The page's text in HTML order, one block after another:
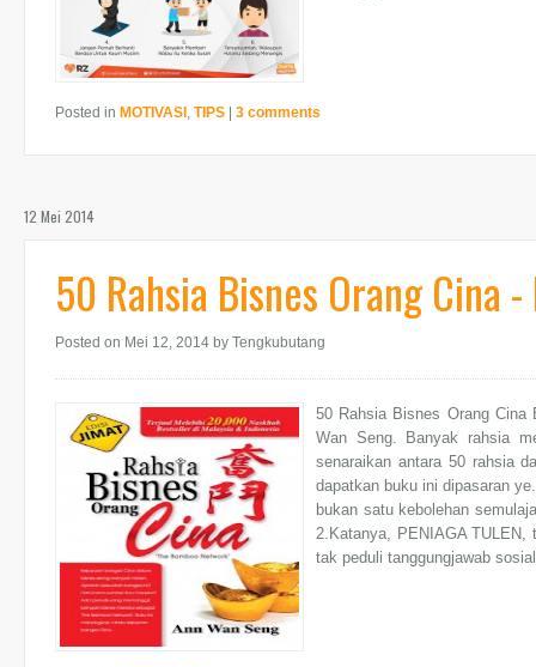
Posted in MOTIVASI , TIPS 3 comments
12 Mei 2014
50 Rahsia Bisnes Orang Cina -
Posted on Mei 12, 2014 by Tengkubutang
50 Rahsia Bisnes Orang Cina
Wan Seng. Banyak rahsia
senaraikan antara 50 rahsia
dapatkan buku ini dipasaran
bukan satu kebolehan
2.Katanya, PENIAGA TULEN,
tak peduli tanggungjawab